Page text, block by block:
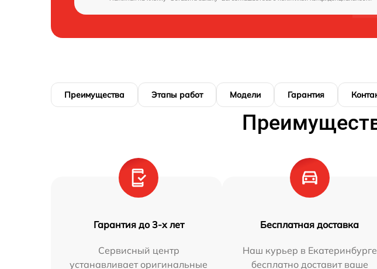
Преимущества Этапы работ Модели Гарантия
Гарантия до 3-х лет
Сервисный центр
устанавливает оригинальные
Бесплатная доставка
Наш курьер в Екатеринбурге
бесплатно доставит ваше